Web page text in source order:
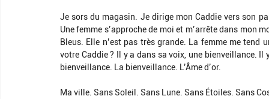
Je sors du magasin. Je dirige mon Caddie vers son
Une femme s’approche de moi et m’arrête dans mon
Bleus. Elle n’est pas très grande. La femme me tend
votre Caddie ? Il y a dans sa voix, une bienveillance.
bienveillance. La bienveillance. L’Âme d’or.
Ma ville. Sans Soleil. Sans Lune. Sans Étoiles. Sans